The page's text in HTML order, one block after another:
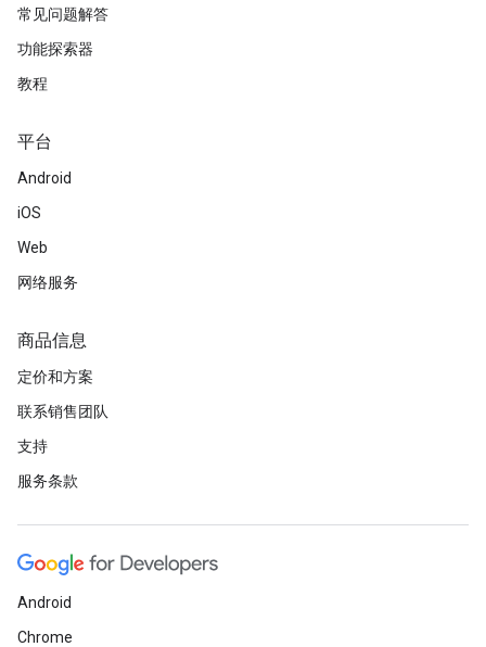
常见问题解答
功能探索器
教程
平台
Android
iOS
Web
网络服务
商品信息
定价和方案
联系销售团队
支持
服务条款
Android
Chrome